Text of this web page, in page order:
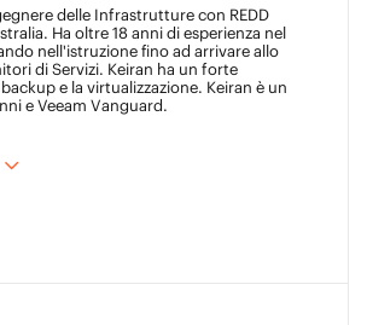
delle Infrastrutture con REDD
Ha oltre 18 anni di esperienza nel
nell'istruzione fino ad arrivare allo
di Servizi. Keiran ha un forte
e la virtualizzazione. Keiran è un
e Veeam Vanguard.